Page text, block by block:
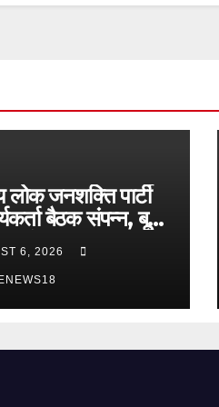
लोक जनशक्ति पार्टी
बैठक संपन्न, बूथ
संगठन मजबूत करने
6, 2026